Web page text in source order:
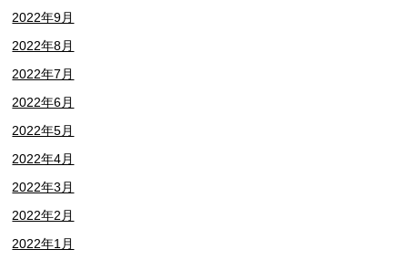
2022年9月
2022年8月
2022年7月
2022年6月
2022年5月
2022年4月
2022年3月
2022年2月
2022年1月